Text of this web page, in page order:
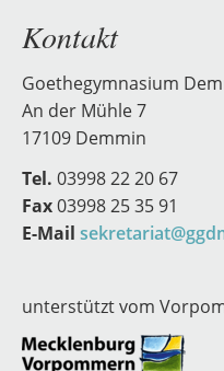
Kontakt
Goethegymnasium
An der Mühle 7
17109 Demmin
Tel. 03998 22 20 67
Fax03998 25 35 91
E-Mail
unterstützt vom